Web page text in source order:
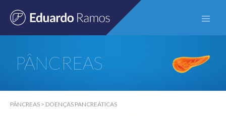
Início
PÂNCREAS
PÂNCREAS > DOENÇAS PANCREÁTICAS